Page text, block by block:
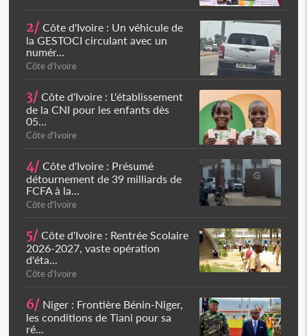
2/ Côte d'Ivoire : Un véhicule de
la GESTOCI circulant avec un
numér...
Côte d'Ivoire
3/ Côte d'Ivoire : L'établissement
de la CNI pour les enfants dès
05...
Côte d'Ivoire
4/ Côte d'Ivoire : Présumé
détournement de 39 milliards de
FCFA à la...
Côte d'Ivoire
5/ Côte d'Ivoire : Rentrée Scolaire
2026-2027, vaste opération
d'éta...
Côte d'Ivoire
6/ Niger : Frontière Bénin-Niger,
les conditions de Tiani pour sa
ré...